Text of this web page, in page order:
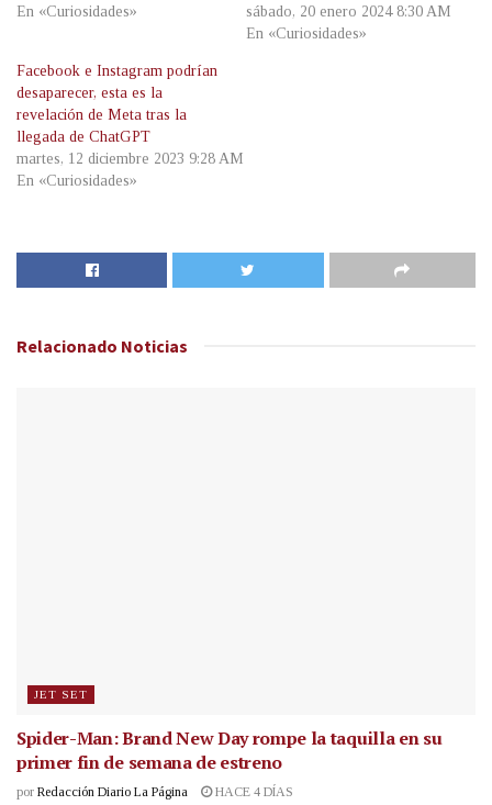
En «Curiosidades»
sábado, 20 enero 2024 8:30 AM
En «Curiosidades»
Facebook e Instagram podrían
desaparecer, esta es la
revelación de Meta tras la
llegada de ChatGPT
martes, 12 diciembre 2023 9:28 AM
En «Curiosidades»
Relacionado Noticias
JET SET
Spider-Man: Brand New Day rompe la taquilla en su
primer fin de semana de estreno
por Redacción Diario La Página HACE 4 DÍAS